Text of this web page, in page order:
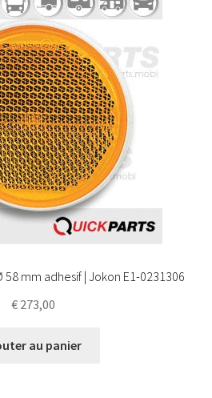
mm adhesif | Jokon E1-0231306
€273,00
au panier